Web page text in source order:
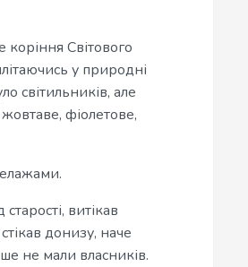
коріння Світового
у природні
світильників, але
фіолетове,
витікав
донизу, наче
не мали власників.